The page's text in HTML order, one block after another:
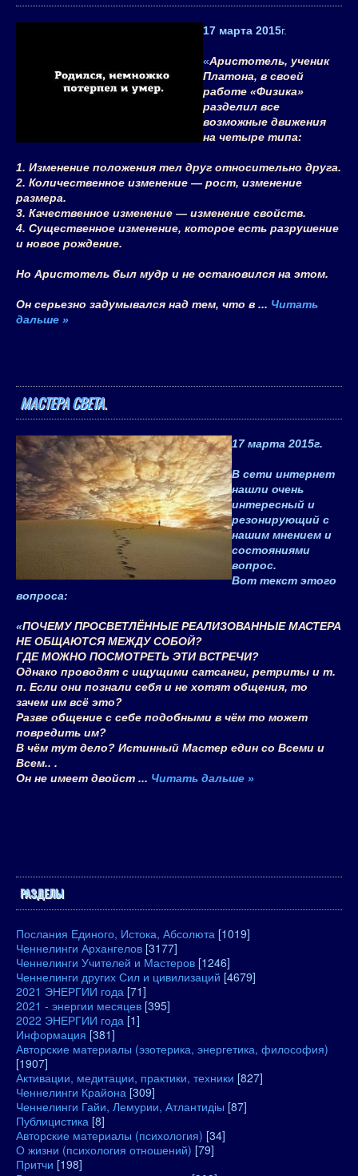
17 марта 2015г.
«Аристотель, ученик
Платона, в своей
работе «Физика»
разделил все
возможные движения
на четыре типа:
1. Изменение положения тел друг относительно друга.
2. Количественное изменение — рост, изменение
размера.
3. Качественное изменение — изменение свойств.
4. Существенное изменение, которое есть разрушение
и новое рождение.
Но Аристотель был мудр и не остановился на этом.
Он серьезно задумывался над тем, что в ... Читать
дальше »
МАСТЕРА СВЕТА.
17 марта 2015г.
В сети интернет
нашли очень
интересный и
резонирующий с
нашим мнением и
состояниями
вопрос.
Вот текст этого
вопроса:
«ПОЧЕМУ ПРОСВЕТЛЁННЫЕ РЕАЛИЗОВАННЫЕ МАСТЕРА
НЕ ОБЩАЮТСЯ МЕЖДУ СОБОЙ?
ГДЕ МОЖНО ПОСМОТРЕТЬ ЭТИ ВСТРЕЧИ?
Однако проводят с ищущими сатсанги, ретриты и т.
п. Если они познали себя и не хотят общения, то
зачем им всё это?
Разве общение с себе подобными в чём то может
повредить им?
В чём тут дело? Истинный Мастер един со Всеми и
Всем.. .
Он не имеет двойст ... Читать дальше »
РАЗДЕЛЫ
Послания Единого, Истока, Абсолюта [1019]
Ченнелинги Архангелов [3177]
Ченнелинги Учителей и Мастеров [1246]
Ченнелинги других Сил и цивилизаций [4679]
2021 ЭНЕРГИИ года [71]
2021 - энергии месяцев [395]
2022 ЭНЕРГИИ года [1]
Информация [381]
Авторские материалы (эзотерика, энергетика, философия)
[1907]
Активации, медитации, практики, техники [827]
Ченнелинги Крайона [309]
Ченнелинги Гайи, Лемурии, Атлантидіы [87]
Публицистика [8]
Авторские материалы (психология) [34]
О жизни (психология отношений) [79]
Притчи [198]